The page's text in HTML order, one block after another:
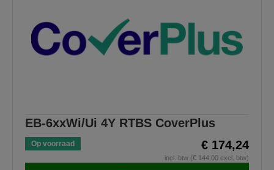
EB-6xxWi/Ui 4Y RTBS CoverPlus
Op voorraad € 174,24
incl. btw (€ 144,00 excl. btw)